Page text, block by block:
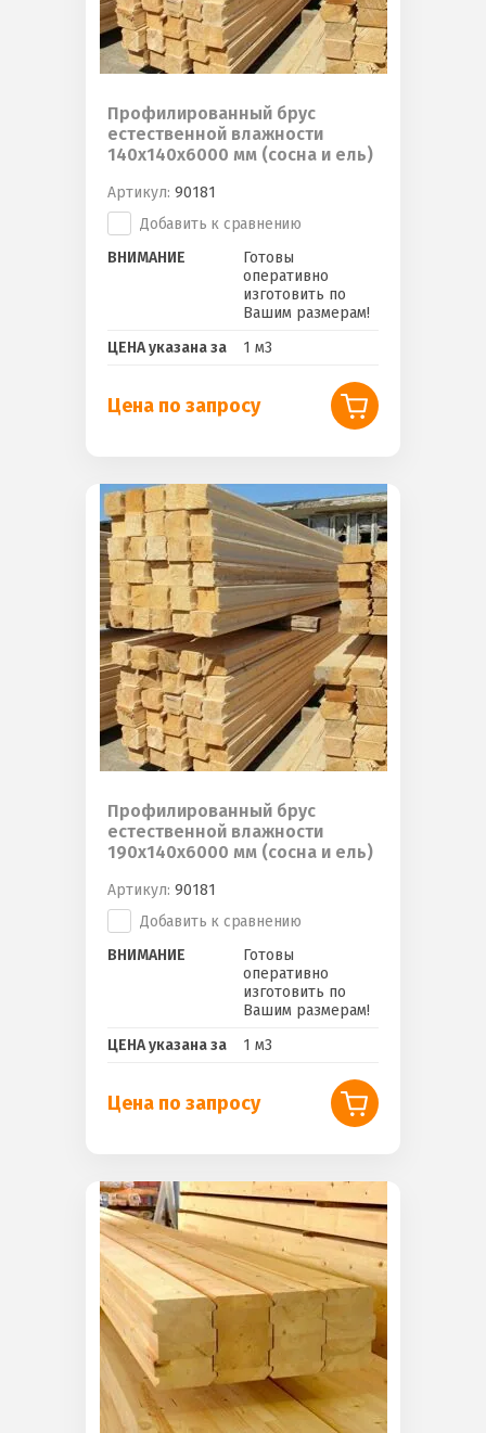
Профилированный брус
естественной влажности
140х140х6000 мм (сосна и ель)
Артикул: 90181
Добавить к сравнению
ВНИМАНИЕ
Готовы
оперативно
изготовить по
Вашим размерам!
ЦЕНА указана за
1 м3
Цена по запросу
Профилированный брус
естественной влажности
190х140х6000 мм (сосна и ель)
Артикул: 90181
Добавить к сравнению
ВНИМАНИЕ
Готовы
оперативно
изготовить по
Вашим размерам!
ЦЕНА указана за
1 м3
Цена по запросу